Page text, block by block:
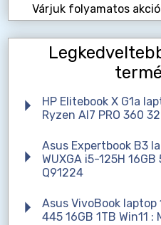
Várjuk folyamatos
HP Elitebook X G1a
Ryzen AI7 PRO 360
Asus Expertbook B3
WUXGA i5-125H
Q91224
Asus VivoBook laptop
445 16GB 1TB Win11 :